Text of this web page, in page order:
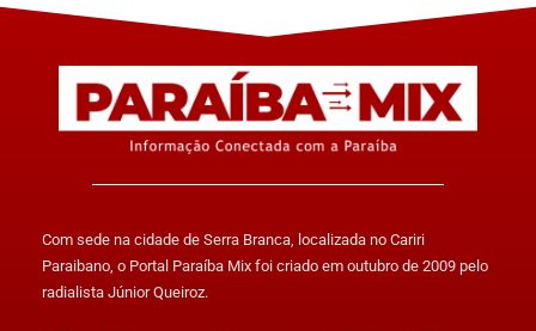
Com sede na cidade de Serra Branca, localizada no Cariri
Paraibano, o Portal Paraíba Mix foi criado em outubro de 2009 pelo
radialista Júnior Queiroz.